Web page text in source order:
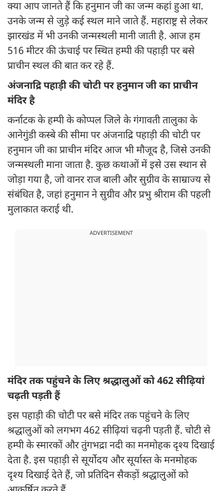
क्या आप जानते हैं कि हनुमान जी का जन्म कहां हुआ था.
उनके जन्म से जुड़े कई स्थल माने जाते हैं. महाराष्ट्र से लेकर
झारखंड में भी उनकी जन्मस्थली मानी जाती है. आज हम
516 मीटर की ऊंचाई पर स्थित हम्पी की पहाड़ी पर बसे
प्राचीन स्थल की बात कर रहे हैं.
अंजनाद्रि पहाड़ी की चोटी पर हनुमान जी का प्राचीन
मंदिर है
कर्नाटक के हम्पी के कोप्पल जिले के गंगावती तालुका के
आनेगुंडी कस्बे की सीमा पर अंजनाद्रि पहाड़ी की चोटी पर
हनुमान जी का प्राचीन मंदिर आज भी मौजूद है, जिसे उनकी
जन्मस्थली माना जाता है. कुछ कथाओं में इसे उस स्थान से
जोड़ा गया है, जो वानर राज बाली और सुग्रीव के साम्राज्य से
संबंधित है, जहां हनुमान ने सुग्रीव और प्रभु श्रीराम की पहली
मुलाकात कराई थी.
ADVERTISEMENT
मंदिर तक पहुंचने के लिए श्रद्धालुओं को 462 सीढ़ियां
चढ़ती पड़ती हैं
इस पहाड़ी की चोटी पर बसे मंदिर तक पहुंचने के लिए
श्रद्धालुओं को लगभग 462 सीढ़ियां चढ़नी पड़ती हैं. चोटी से
हम्पी के स्मारकों और तुंगभद्रा नदी का मनमोहक दृश्य दिखाई
देता है. इस पहाड़ी से सूर्योदय और सूर्यास्त के मनमोहक
दृश्य दिखाई देते हैं, जो प्रतिदिन सैकड़ों श्रद्धालुओं को